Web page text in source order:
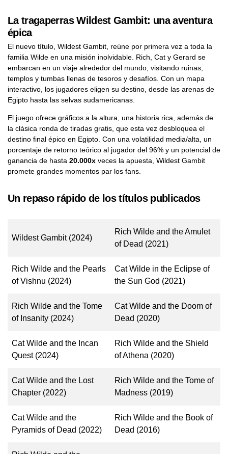
La tragaperras Wildest Gambit: una aventura
épica
El nuevo título, Wildest Gambit, reúne por primera vez a toda la
familia Wilde en una misión inolvidable. Rich, Cat y Gerard se
embarcan en un viaje alrededor del mundo, visitando ruinas,
templos y tumbas llenas de tesoros y desafíos. Con un mapa
interactivo, los jugadores eligen su destino, desde las arenas de
Egipto hasta las selvas sudamericanas.
El juego ofrece gráficos a la altura, una historia rica, además de
la clásica ronda de tiradas gratis, que esta vez desbloquea el
destino final épico en Egipto. Con una volatilidad media/alta, un
porcentaje de retorno teórico al jugador del 96% y un potencial de
ganancia de hasta 20.000x veces la apuesta, Wildest Gambit
promete grandes momentos par los fans.
Un repaso rápido de los títulos publicados
Wildest Gambit (2024)
Rich Wilde and the Amulet
of Dead (2021)
Rich Wilde and the Pearls
of Vishnu (2024)
Cat Wilde in the Eclipse of
the Sun God (2021)
Rich Wilde and the Tome
of Insanity (2024)
Cat Wilde and the Doom of
Dead (2020)
Cat Wilde and the Incan
Quest (2024)
Rich Wilde and the Shield
of Athena (2020)
Cat Wilde and the Lost
Chapter (2022)
Rich Wilde and the Tome of
Madness (2019)
Cat Wilde and the
Pyramids of Dead (2022)
Rich Wilde and the Book of
Dead (2016)